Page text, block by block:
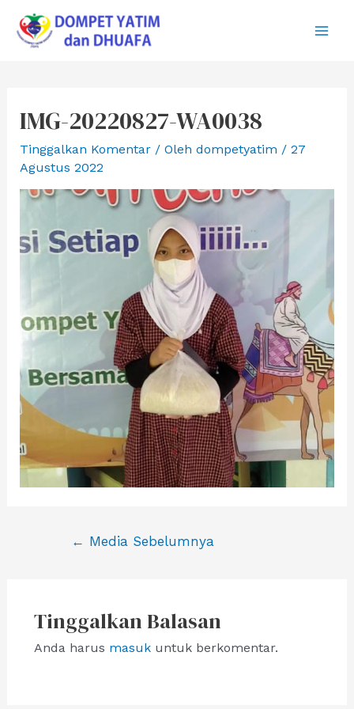
konten
IMG-20220827-WA0038
Tinggalkan Komentar / Oleh dompetyatim / 27
Agustus 2022
Navigasi
← Media Sebelumnya
Tinggalkan Balasan
Anda harus masukuntuk berkomentar.